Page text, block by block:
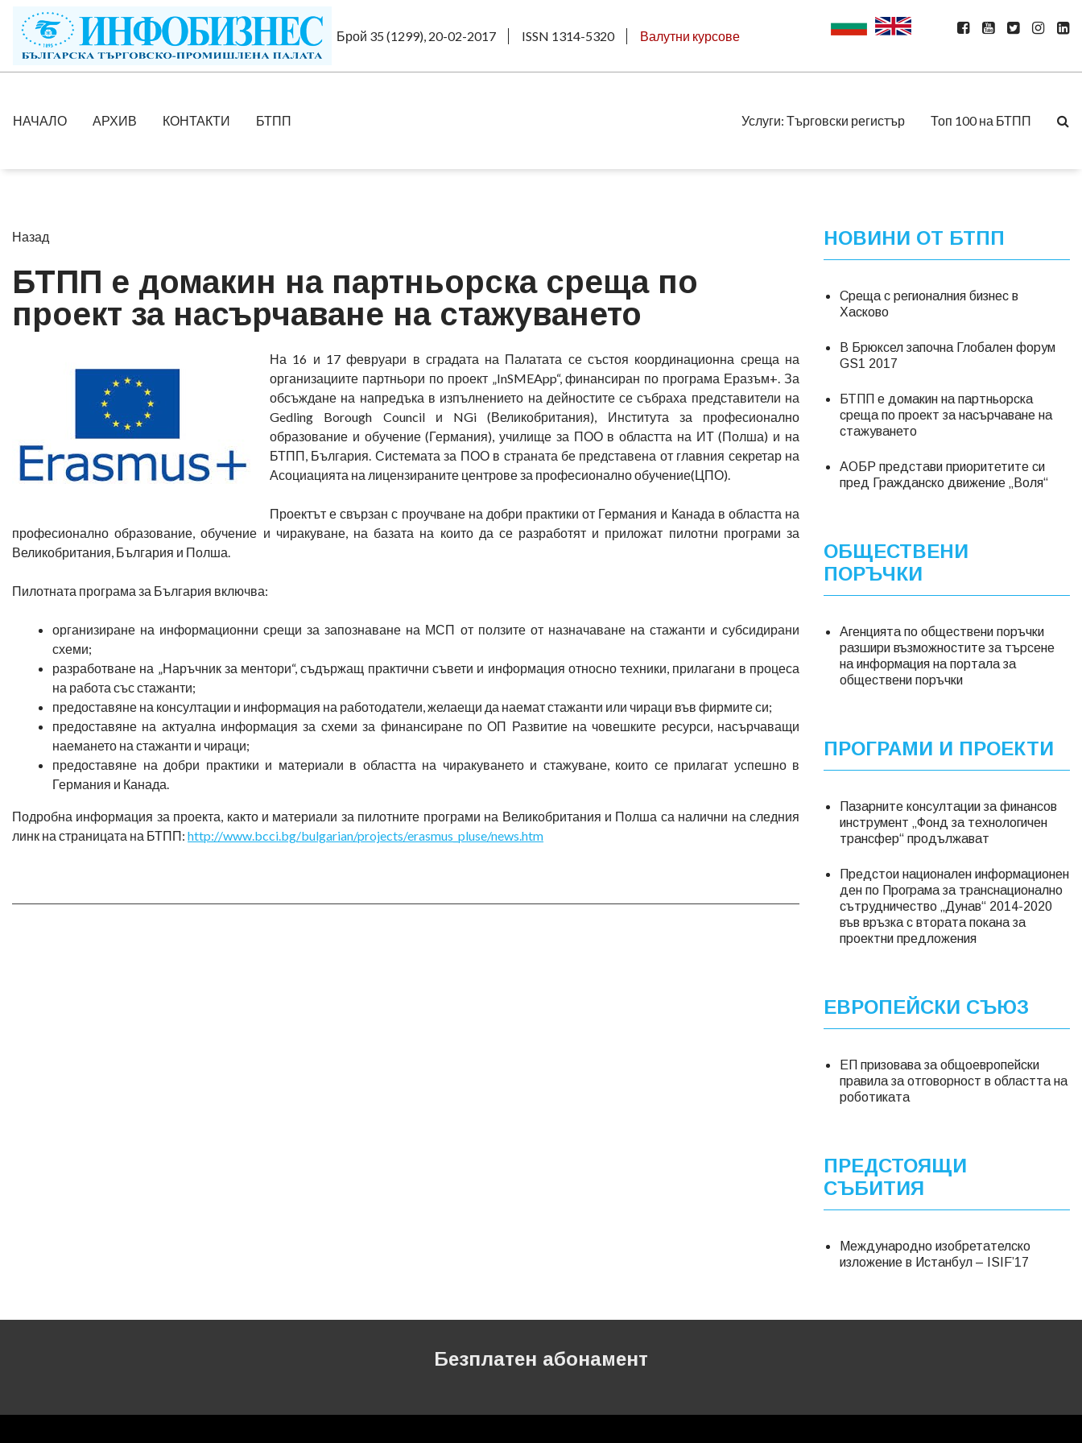
Брой 35 (1299), 20-02-2017 ISSN 1314-5320 Валутни курсове
НАЧАЛО АРХИВ КОНТАКТИ БТПП Услуги: Търговски регистър Топ 100 на БТПП
Назад
БТПП е домакин на партньорска среща по
проект за насърчаване на стажуването
На 16 и 17 февруари в сградата на Палатата се състоя координационна среща на
организациите партньори по проект „InSMEApp“, финансиран по програма Еразъм+. За
обсъждане на напредъка в изпълнението на дейностите се събраха представители на
Gedling Borough Council и NGi (Великобритания), Института за професионално
образование и обучение (Германия), училище за ПОО в областта на ИТ (Полша) и на
БТПП, България. Системата за ПОО в страната бе представена от главния секретар на
Асоциацията на лицензираните центрове за професионално обучение(ЦПО).
Проектът е свързан с проучване на добри практики от Германия и Канада в областта на
професионално образование, обучение и чиракуване, на базата на които да се разработят и приложат пилотни програми за
Великобритания, България и Полша.
Пилотната програма за България включва:
организиране на информационни срещи за запознаване на МСП от ползите от назначаване на стажанти и субсидирани
схеми;
разработване на „Наръчник за ментори“, съдържащ практични съвети и информация относно техники, прилагани в процеса
на работа със стажанти;
предоставяне на консултации и информация на работодатели, желаещи да наемат стажанти или чираци във фирмите си;
предоставяне на актуална информация за схеми за финансиране по ОП Развитие на човешките ресурси, насърчаващи
наемането на стажанти и чираци;
предоставяне на добри практики и материали в областта на чиракуването и стажуване, които се прилагат успешно в
Германия и Канада.
Подробна информация за проекта, както и материали за пилотните програми на Великобритания и Полша са налични на следния
линк на страницата на БТПП: http://www.bcci.bg/bulgarian/projects/erasmus_pluse/news.htm
НОВИНИ ОТ БТПП
Среща с регионалния бизнес в
Хасково
В Брюксел започна Глобален форум
GS1 2017
БТПП е домакин на партньорска
среща по проект за насърчаване на
стажуването
АОБР представи приоритетите си
пред Гражданско движение „Воля“
ОБЩЕСТВЕНИ
ПОРЪЧКИ
Агенцията по обществени поръчки
разшири възможностите за търсене
на информация на портала за
обществени поръчки
ПРОГРАМИ И ПРОЕКТИ
Пазарните консултации за финансов
инструмент „Фонд за технологичен
трансфер“ продължават
Предстои национален информационен
ден по Програма за транснационално
сътрудничество „Дунав“ 2014-2020
във връзка с втората покана за
проектни предложения
ЕВРОПЕЙСКИ СЪЮЗ
ЕП призовава за общоевропейски
правила за отговорност в областта на
роботиката
ПРЕДСТОЯЩИ
СЪБИТИЯ
Международно изобретателско
изложение в Истанбул – ISIF’17
Безплатен абонамент